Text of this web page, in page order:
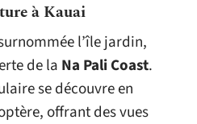
à Kauai
l’île jardin,
de la Na Pali Coast.
se découvre en
offrant des vues